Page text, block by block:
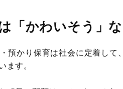
「かわいそう」
預かり保育は社会に定着して
ます。